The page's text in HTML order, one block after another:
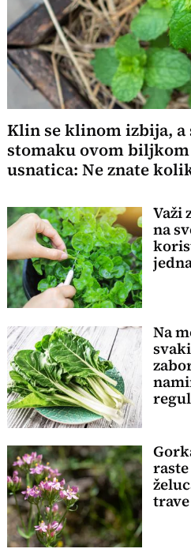
Klin se klinom izbija, a
stomaku ovom
usnatica: Ne znate
Važi
na
Na